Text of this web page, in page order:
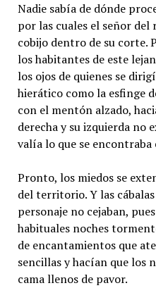
Nadie sabía de dónde
por las cuales el señor
cobijo dentro de su corte.
los habitantes de este
los ojos de quienes se
hierático como la esfinge
con el mentón alzado,
derecha y su izquierda no
valía lo que se
Pronto, los miedos se
del territorio. Y las
personaje no cejaban,
habituales noches
de encantamientos que
sencillas y hacían que los
cama llenos de pavor.